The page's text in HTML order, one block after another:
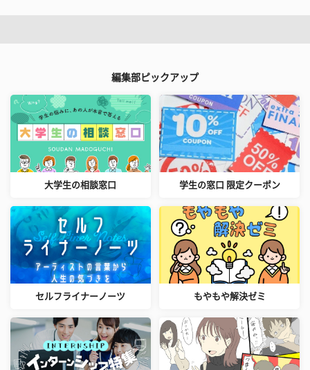
編集部ピックアップ
大学生の相談窓口 学生の窓口 限定クーポン
セルフライナーノーツ もやもや解決ゼミ